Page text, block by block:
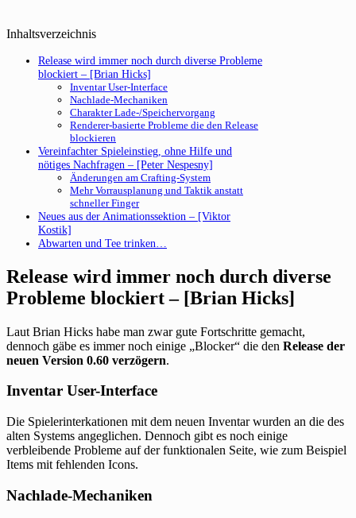
Inhaltsverzeichnis
Release wird immer noch durch diverse Probleme
blockiert – [Brian Hicks]
Inventar User-Interface
Nachlade-Mechaniken
Charakter Lade-/Speichervorgang
Renderer-basierte Probleme die den Release
blockieren
Vereinfachter Spieleinstieg, ohne Hilfe und
nötiges Nachfragen – [Peter Nespesny]
Änderungen am Crafting-System
Mehr Vorrausplanung und Taktik anstatt
schneller Finger
Neues aus der Animationssektion – [Viktor
Kostik]
Abwarten und Tee trinken…
Release wird immer noch durch diverse
Probleme blockiert – [Brian Hicks]
Laut Brian Hicks habe man zwar gute Fortschritte gemacht,
dennoch gäbe es immer noch einige „Blocker“ die den Release der
neuen Version 0.60 verzögern.
Inventar User-Interface
Die Spielerinterkationen mit dem neuen Inventar wurden an die des
alten Systems angeglichen. Dennoch gibt es noch einige
verbleibende Probleme auf der funktionalen Seite, wie zum Beispiel
Items mit fehlenden Icons.
Nachlade-Mechaniken